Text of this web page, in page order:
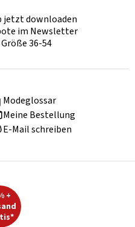
jetzt downloaden
im Newsletter
36-54
Modeglossar
Meine Bestellung
E-Mail schreiben
+